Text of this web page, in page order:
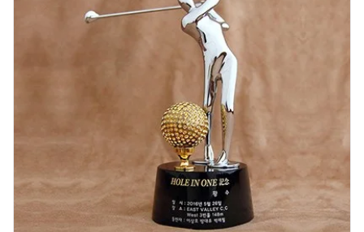
가정/생활용품
레저/운동용품